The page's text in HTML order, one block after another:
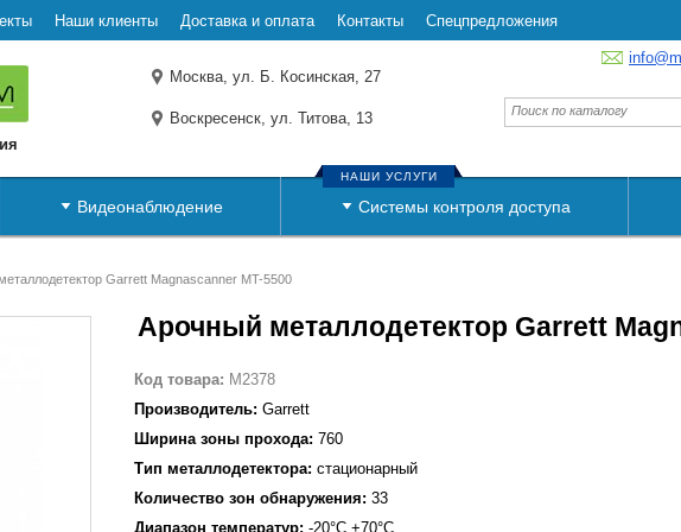
Наши клиенты Доставка и оплата Контакты Спецпредложения
Москва, ул. Б. Косинская, 27
Воскресенск, ул. Титова, 13
Видеонаблюдение Системы контроля доступа
НАШИ УСЛУГИ
Garrett Magnascanner MT-5500
Арочный металлодетектор Garrett
Код товара: M2378
Производитель: Garrett
Ширина зоны прохода: 760
Тип металлодетектора: стационарный
Количество зон обнаружения: 33
Диапазон температур: -20°С +70°С